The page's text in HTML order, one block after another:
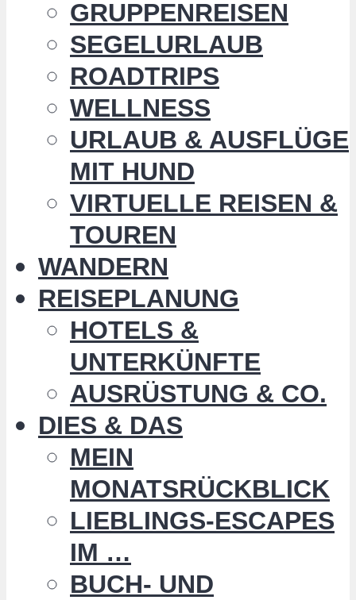
GRUPPENREISEN
SEGELURLAUB
ROADTRIPS
WELLNESS
URLAUB & AUSFLÜGE
MIT HUND
VIRTUELLE REISEN &
TOUREN
WANDERN
REISEPLANUNG
HOTELS &
UNTERKÜNFTE
AUSRÜSTUNG & CO.
DIES & DAS
MEIN
MONATSRÜCKBLICK
LIEBLINGS-ESCAPES
IM …
BUCH- UND